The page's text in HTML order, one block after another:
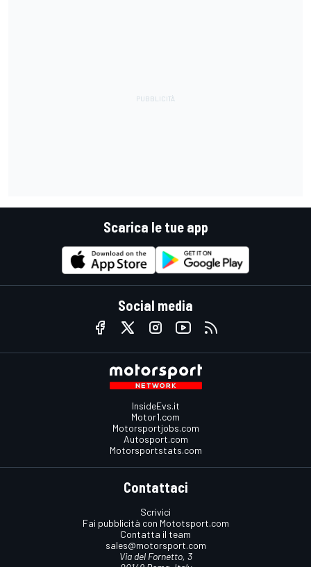
Scarica le tue app
Social media
InsideEvs.it
Motor1.com
Motorsportjobs.com
Autosport.com
Motorsportstats.com
Contattaci
Scrivici
Fai pubblicità con Mototsport.com
Contatta il team
sales@motorsport.com
Via del Fornetto, 3